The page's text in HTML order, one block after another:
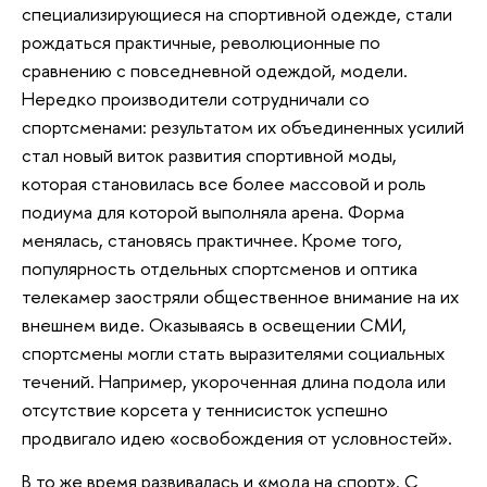
специализирующиеся на спортивной одежде, стали
рождаться практичные, революционные по
сравнению с повседневной одеждой, модели.
Нередко производители сотрудничали со
спортсменами: результатом их объединенных усилий
стал новый виток развития спортивной моды,
которая становилась все более массовой и роль
подиума для которой выполняла арена. Форма
менялась, становясь практичнее. Кроме того,
популярность отдельных спортсменов и оптика
телекамер заостряли общественное внимание на их
внешнем виде. Оказываясь в освещении СМИ,
спортсмены могли стать выразителями социальных
течений. Например, укороченная длина подола или
отсутствие корсета у теннисисток успешно
продвигало идею «освобождения от условностей».
В то же время развивалась и «мода на спорт». С